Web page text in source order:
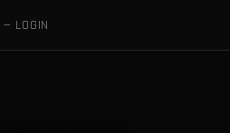
— LOGIN